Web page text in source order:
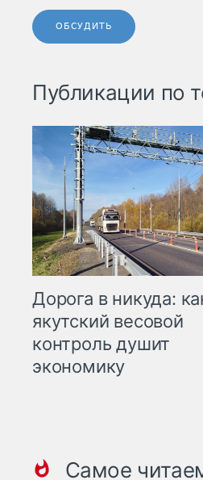
ОБСУДИТЬ
Публикации по
Дорога в никуда:
якутский весовой
контроль душит
экономику
Самое